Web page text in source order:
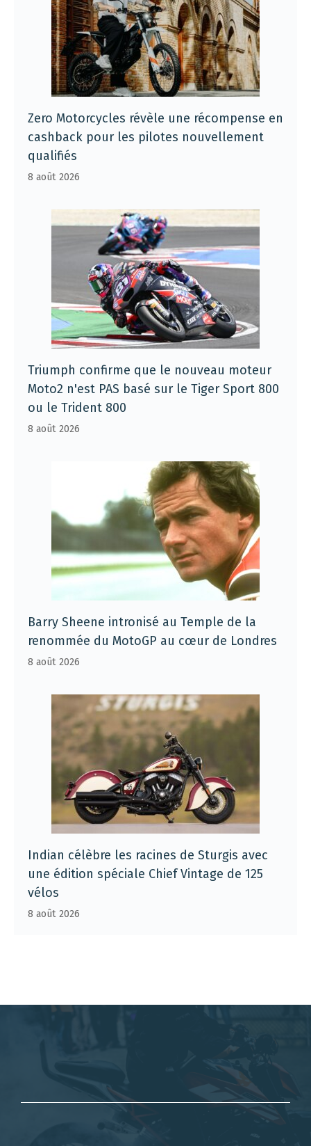
Zero Motorcycles révèle une récompense en
cashback pour les pilotes nouvellement
qualifiés
8 août 2026
Triumph confirme que le nouveau moteur
Moto2 n'est PAS basé sur le Tiger Sport 800
ou le Trident 800
8 août 2026
Barry Sheene intronisé au Temple de la
renommée du MotoGP au cœur de Londres
8 août 2026
Indian célèbre les racines de Sturgis avec
une édition spéciale Chief Vintage de 125
vélos
8 août 2026